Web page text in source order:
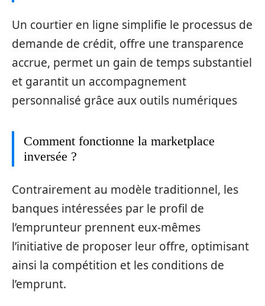
Un courtier en ligne simplifie le processus de
demande de crédit, offre une transparence
accrue, permet un gain de temps substantiel
et garantit un accompagnement
personnalisé grâce aux outils numériques
Comment fonctionne la marketplace
inversée ?
Contrairement au modèle traditionnel, les
banques intéressées par le profil de
l’emprunteur prennent eux-mêmes
l’initiative de proposer leur offre, optimisant
ainsi la compétition et les conditions de
l’emprunt.